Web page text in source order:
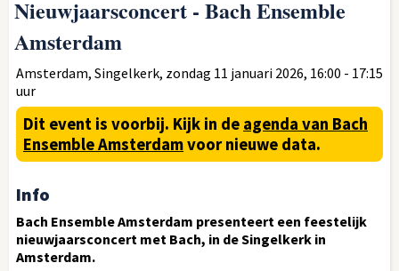
Nieuwjaarsconcert - Bach Ensemble
Amsterdam
Amsterdam, Singelkerk, zondag 11 januari 2026, 16:00 - 17:15
uur
Dit event is voorbij. Kijk in de agenda van Bach
Ensemble Amsterdamvoor nieuwe data.
Info
Bach Ensemble Amsterdam presenteert een feestelijk
nieuwjaarsconcert met Bach, in de Singelkerk in
Amsterdam.